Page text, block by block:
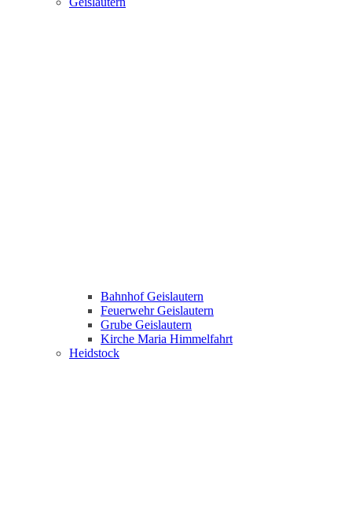
Bahnhof Geislautern
Feuerwehr Geislautern
Grube Geislautern
Kirche Maria Himmelfahrt
Heidstock